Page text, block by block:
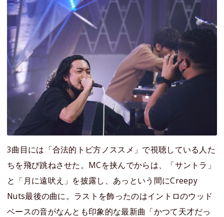
3曲目には「合法的トビ方ノススメ」で視聴している人た
ちを飛び跳ねさせた。MCを挟んでからは、「サントラ」
と「月に遠吠え」を披露し、あっという間にCreepy
Nuts最後の曲に。ラストを飾ったのはイントロのウッド
ベースの音がなんとも印象的な最新曲「かつて天才だっ